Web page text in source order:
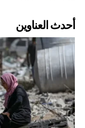
أحدث العناوين